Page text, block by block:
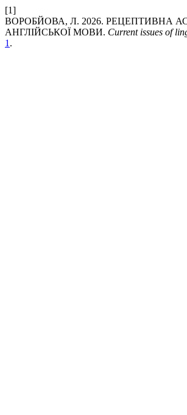
[1]
ВОРОБЙОВА, Л. 2026. РЕЦЕПТИВНА
АНГЛІЙСЬКОЇ МОВИ. Current issues of
1 .